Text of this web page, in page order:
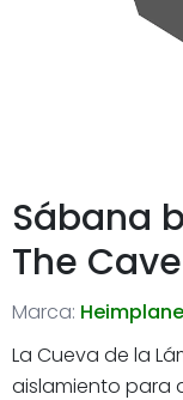
Sábana
The Cave
Marca:
La Cueva de la
aislamiento para